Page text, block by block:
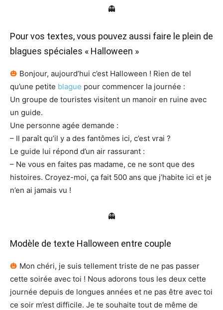
👻
Pour vos textes, vous pouvez aussi faire le plein de
blagues spéciales « Halloween »
🎃 Bonjour, aujourd’hui c’est Halloween ! Rien de tel
qu’une petite blague pour commencer la journée :
Un groupe de touristes visitent un manoir en ruine avec
un guide.
Une personne agée demande :
– Il paraît qu’il y a des fantômes ici, c’est vrai ?
Le guide lui répond d’un air rassurant :
– Ne vous en faites pas madame, ce ne sont que des
histoires. Croyez-moi, ça fait 500 ans que j’habite ici et je
n’en ai jamais vu !
👻
Modèle de texte Halloween entre couple
🎃 Mon chéri, je suis tellement triste de ne pas passer
cette soirée avec toi ! Nous adorons tous les deux cette
journée depuis de longues années et ne pas être avec toi
ce soir m’est difficile. Je te souhaite tout de même de